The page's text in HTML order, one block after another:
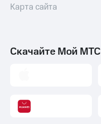
Карта сайта
Скачайте Мой МТС